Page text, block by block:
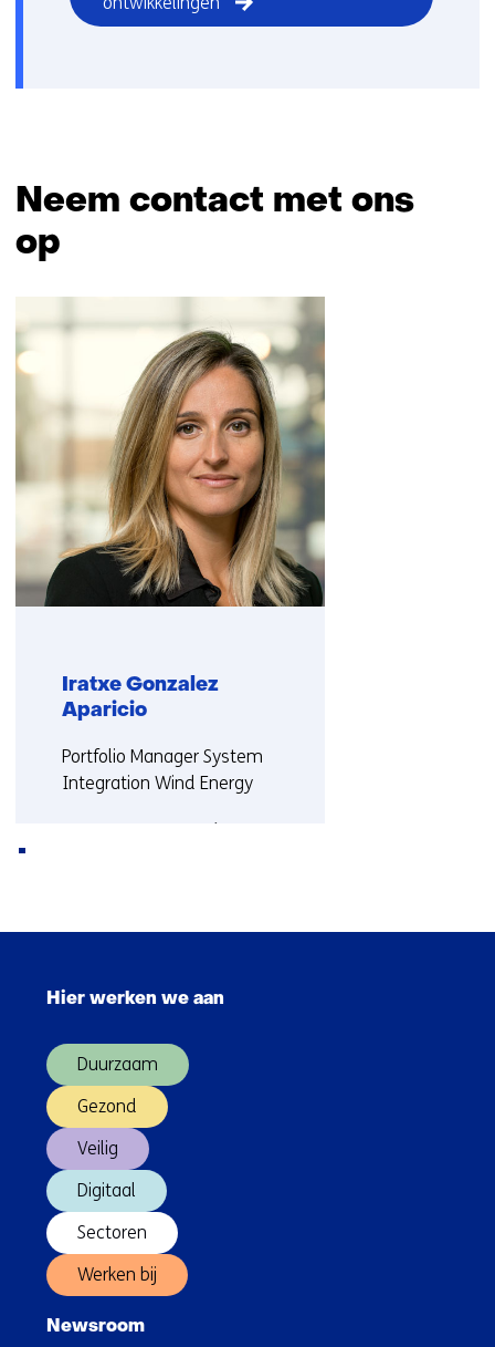
Neem contact met ons
op
over
(Neem
contact
met
ons
op)
Iratxe Gonzalez
Aparicio
Functie:
Portfolio Manager System
Integration Wind Energy
naar
Hier werken we aan
Duurzaam
Gezond
Veilig
Digitaal
Sectoren
Werken bij
Newsroom